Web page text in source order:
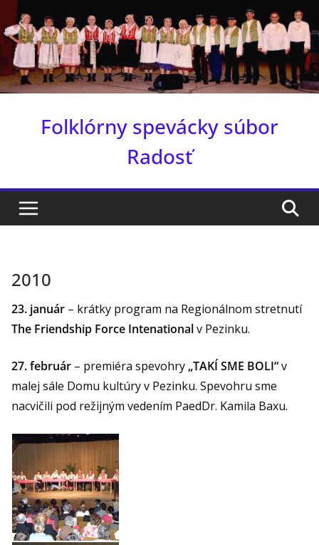
to
content
Folklórny spevácky súbor
Radosť
2010
23. január – krátky program na Regionálnom stretnutí
The Friendship Force Intenationalv Pezinku.
27. február – premiéra spevohry „TAKÍ SME BOLI“v
malej sále Domu kultúry v Pezinku. Spevohru sme
nacvičili pod režijným vedením PaedDr. Kamila Baxu.